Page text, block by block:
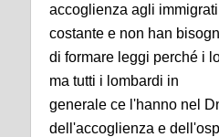
accoglienza agli
costante e non han
di formare leggi perché i
ma tutti i lombardi in
generale ce l'hanno nel
dell'accoglienza e